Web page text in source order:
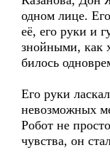
одном лице.
её, его руки и
знойными, как
билось
Его руки
невозможных
Робот не
чувства, он